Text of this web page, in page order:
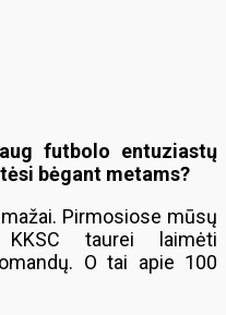
futbolo entuziastų
bėgant metams?
Pirmosiose mūsų
KKSC taurei laimėti
O tai apie 100